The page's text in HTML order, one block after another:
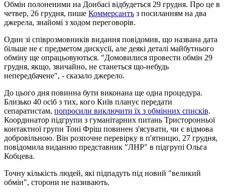
Обмін полоненими на Донбасі відбудеться 29 грудня. Про це в
четвер, 26 грудня, пише Коммерсантъ з посиланням на два
джерела, знайомі з ходом переговорів.
Один зі співрозмовників видання повідомив, що названа дата
більше не є предметом дискусії, але деякі деталі майбутнього
обміну ще опрацьовуються. "Домовилися провести обмін 29
грудня, якщо, звичайно, не станеться що-небудь
непередбачене", - сказало джерело.
До цього дня повинна бути виконана ще одна процедура.
Близько 40 осіб з тих, кого Київ планує передати
сепаратистам, попросили виключити їх з обмінних списків.
Координатор підгрупи з гуманітарних питань Тристоронньої
контактної групи Тоні Фріш повинен з'ясувати, чи є відмова
добровільною. Він розпочне перевірку в п'ятницю, 27 грудня,
повідомила виданню представник "ЛНР" в підгрупі Ольга
Кобцева.
Точну кількість людей, які підпадуть під новий "великий
обмін", сторони не називають.